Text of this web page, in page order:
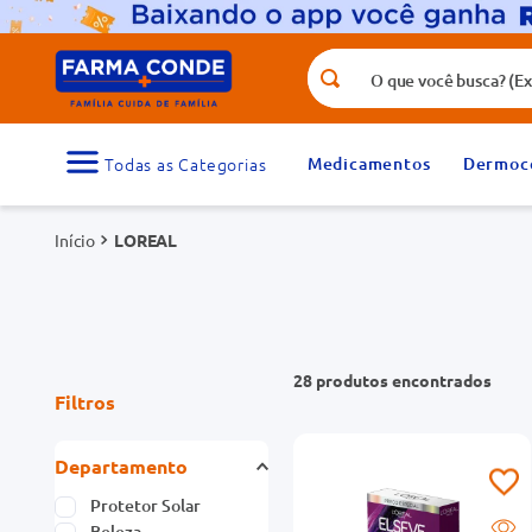
O que você busca? (Ex.: vitamina,
medicamento
Medicamentos
LOREAL
Filtros
Departamento
Protetor Solar
28 produtos